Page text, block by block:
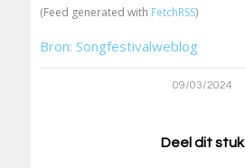
(Feed generated with FetchRSS)
Bron: Songfestivalweblog
09/03/2024
Deel dit stuk